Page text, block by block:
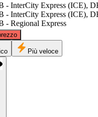
- InterCity Express (ICE),
- InterCity Express (ICE),
- Regional Express
Ingolstadt
©CARTO
Più veloce